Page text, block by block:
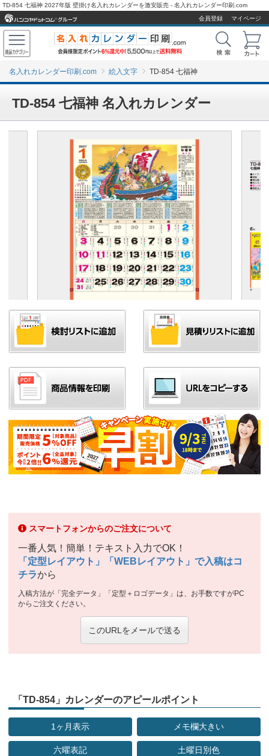
TD-854 七福神 2027年版 壁掛け名入れカレンダーを激安販売 - 名入れカレンダー印刷.com
会員登録
マイページ
名入れカレンダー印刷.com 絵入文字 TD-854 七福神
TD-854 七福神 名入れカレンダー
スマートフォンからのご注文について
一番人気！簡単！テキスト入力でOK！
「定型レイアウト」「WEBレイアウト」で入稿はコ
チラから
入稿方法が「完全データ」「定型＋ロゴデータ」は、お手数ですがPC
からご注文ください。
このURLをメールで送る
「TD-854」カレンダーのアピールポイント
1ヶ月表示 メモ欄大きい
六曜表記 土曜日別色